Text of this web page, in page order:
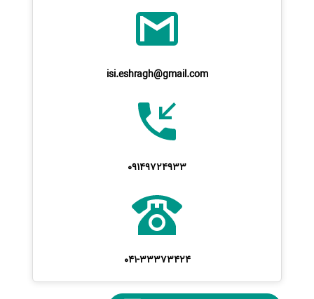
isi.eshragh@gmail.com
09149724933
041-33373424